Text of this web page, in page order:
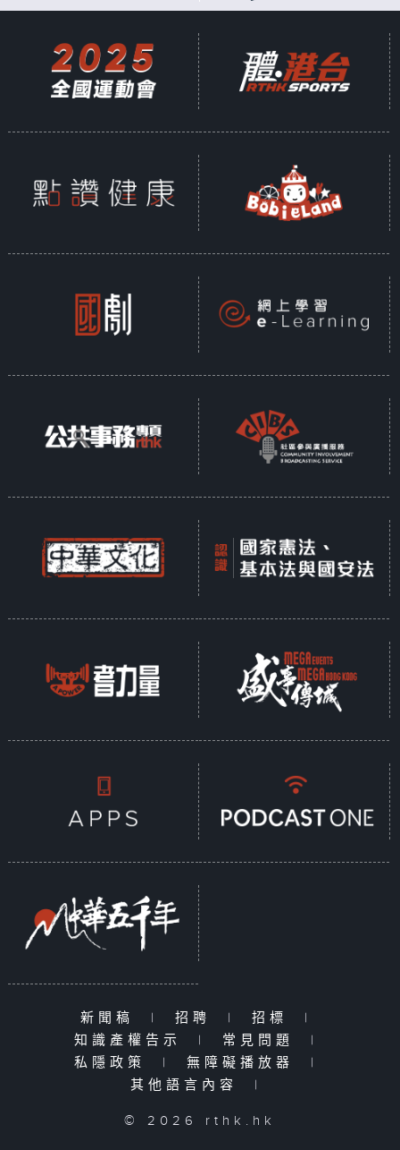
新聞稿 | 招聘 | 招標
|
知識產權告示
| 常見問題
|
私隱政策
| 無障礙播放器
|
其他語言內容
|
© 2026 rthk.hk